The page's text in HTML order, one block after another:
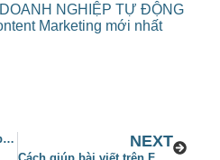
NGHIỆP TỰ ĐỘNG
Marketing mới nhất
Quy trình xây dựng Fanpage từ con số 0 NEXT